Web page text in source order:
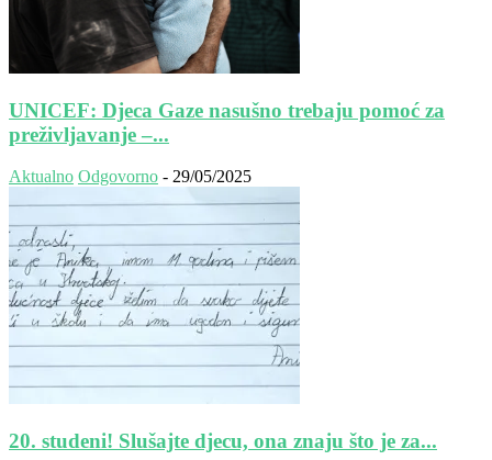
UNICEF: Djeca Gaze nasušno trebaju pomoć za
preživljavanje –...
Aktualno Odgovorno - 29/05/2025
20. studeni! Slušajte djecu, ona znaju što je za...